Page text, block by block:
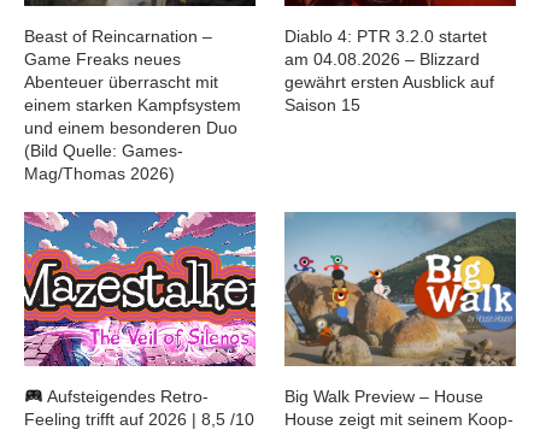
Beast of Reincarnation –
Game Freaks neues
Abenteuer überrascht mit
einem starken Kampfsystem
und einem besonderen Duo
(Bild Quelle: Games-
Mag/Thomas 2026)
Diablo 4: PTR 3.2.0 startet
am 04.08.2026 – Blizzard
gewährt ersten Ausblick auf
Saison 15
Aufsteigendes Retro-
Feeling trifft auf 2026 | 8,5 /10
Big Walk Preview – House
House zeigt mit seinem Koop-